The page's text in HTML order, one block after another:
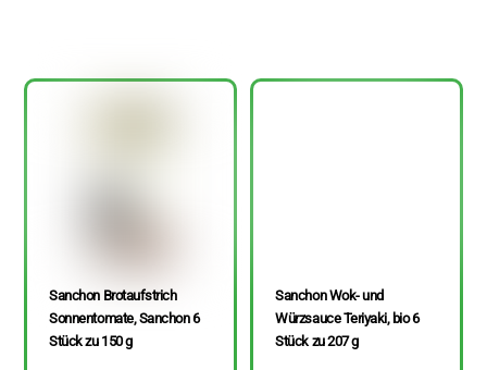
Sanchon Brotaufstrich
Sonnentomate, Sanchon 6
Stück zu 150 g
Sanchon Wok- und
Würzsauce Teriyaki, bio 6
Stück zu 207 g